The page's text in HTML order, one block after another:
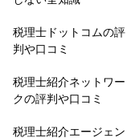
税理士ドットコムの評
判や口コミ
税理士紹介ネットワー
クの評判や口コミ
税理士紹介エージェン